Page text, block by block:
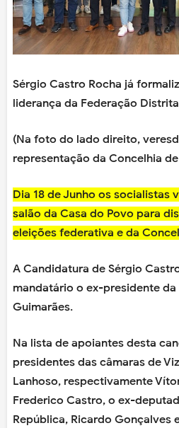
Sérgio Castro Rocha já
liderança da Federação
(Na foto do lado direito,
representação da Concelhia
Dia 18 de Junho os socialistas
salão da Casa do Povo para
eleições federativa e da
A Candidatura de Sérgio
mandatário o ex-presidente
Guimarães.
Na lista de apoiantes desta
presidentes das câmaras de
Lanhoso, respectivamente
Frederico Castro, o ex-
República, Ricardo Gonçalves